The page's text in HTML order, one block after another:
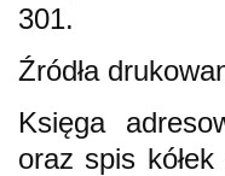
301.
Źródła
Księga
oraz spis